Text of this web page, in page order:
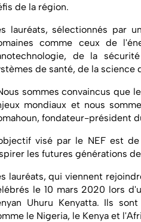
de la région.
lauréats, sélectionnés par
comme ceux de
de la
de santé, de la science
sommes convaincus que
mondiaux et nous
fondateur-président
visé par le NEF est
les futures générations
lauréats, qui viennent
le 10 mars 2020 lors
Uhuru Kenyatta. Ils
le Nigeria, le Kenya et